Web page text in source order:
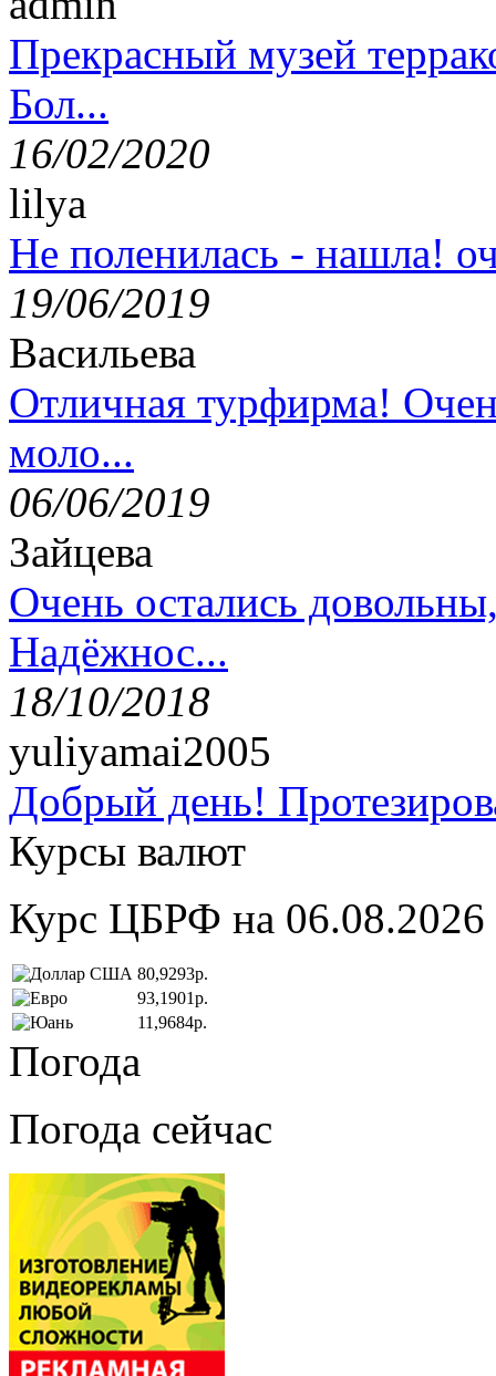
Прекрасный музей
Бол...
16/02/2020
lilya
Не поленилась - нашла!
19/06/2019
Васильева
Отличная турфирма!
моло...
06/06/2019
Зайцева
Очень остались
Надёжнос...
18/10/2018
yuliyamai2005
Добрый день!
Курсы валют
Курс ЦБРФ на 06.08.2026
80,9293р.
93,1901р.
11,9684р.
Погода
Погода сейчас